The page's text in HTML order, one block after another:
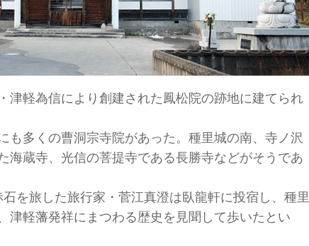
津軽為信により創建された鳳松院の跡地に建てられ
も多くの曹洞宗寺院があった。種里城の南、寺ノ沢
海蔵寺、光信の菩提寺である長勝寺などがそうであ
を旅した旅行家・菅江真澄は臥龍軒に投宿し、種里
津軽藩発祥にまつわる歴史を見聞して歩いたとい